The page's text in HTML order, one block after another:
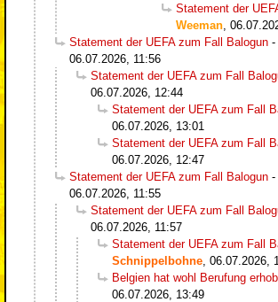
Statement der
Weeman
Statement der UEFA zum Fall Balogun -
06.07.2026, 11:56
Statement der UEFA zum Fall
06.07.2026, 12:44
Statement der UEFA zum Fall
06.07.2026, 13:01
Statement der UEFA zum Fall
06.07.2026, 12:47
Statement der UEFA zum Fall Balogun -
06.07.2026, 11:55
Statement der UEFA zum Fall
06.07.2026, 11:57
Statement der UEFA zum Fall
Schnippelbohne 06.07.2026,
Belgien hat wohl Berufung
06.07.2026, 13:49